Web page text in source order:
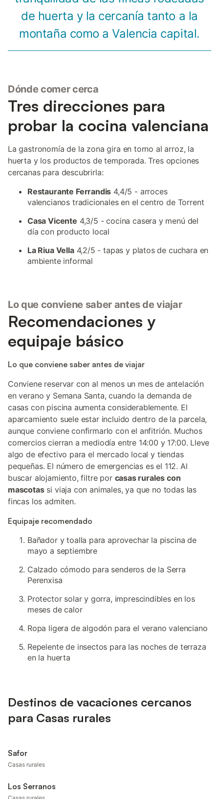
de huerta y la cercanía tanto a la
montaña como a Valencia capital.
Dónde comer cerca
Tres direcciones para
probar la cocina valenciana
La gastronomía de la zona gira en torno al arroz, la
huerta y los productos de temporada. Tres opciones
cercanas para descubrirla:
Restaurante Ferrandis 4,4/5 - arroces
valencianos tradicionales en el centro de Torrent
Casa Vicente 4,3/5 - cocina casera y menú del
día con producto local
La Riua Vella4,2/5 - tapas y platos de cuchara en
ambiente informal
Lo que conviene saber antes de viajar
Recomendaciones y
equipaje básico
Lo que conviene saber antes de viajar
Conviene reservar con al menos un mes de antelación
en verano y Semana Santa, cuando la demanda de
casas con piscina aumenta considerablemente. El
aparcamiento suele estar incluido dentro de la parcela,
aunque conviene confirmarlo con el anfitrión. Muchos
comercios cierran a mediodía entre 14:00 y 17:00. Lleve
algo de efectivo para el mercado local y tiendas
pequeñas. El número de emergencias es el 112. Al
buscar alojamiento, filtre por casas rurales con
mascotassi viaja con animales, ya que no todas las
fincas los admiten.
Equipaje recomendado
Bañador y toalla para aprovechar la piscina de
mayo a septiembre
Calzado cómodo para senderos de la Serra
Perenxisa
Protector solar y gorra, imprescindibles en los
meses de calor
Ropa ligera de algodón para el verano valenciano
Repelente de insectos para las noches de terraza
en la huerta
Destinos de vacaciones cercanos
para Casas rurales
Safor
Casas rurales
Los Serranos